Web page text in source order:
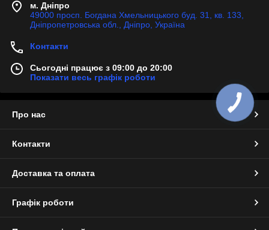
м. Дніпро
49000 просп. Богдана Хмельницького буд. 31, кв. 133,
Дніпропетровська обл., Дніпро, Україна
Контакти
Сьогодні працює з 09:00 до 20:00
Показати весь графік роботи
Про нас
Контакти
Доставка та оплата
Графік роботи